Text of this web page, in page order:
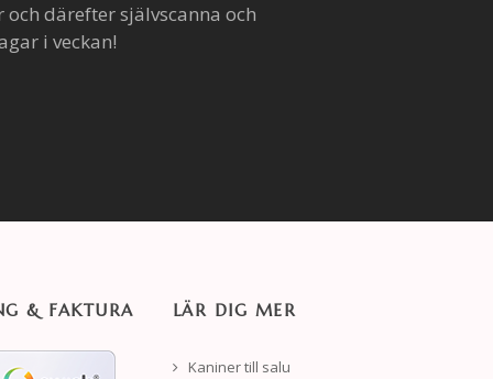
därefter självscanna och
i veckan!
& FAKTURA LÄR DIG MER
Kaniner till salu